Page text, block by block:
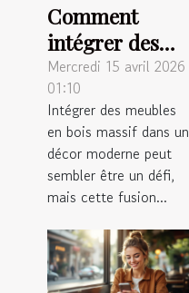
Comment
intégrer des
meubles en
bois massif
dans un décor
moderne ?
Mercredi 15 avril 2026
01:10
Intégrer des meubles
en bois massif dans un
décor moderne peut
sembler être un défi,
mais cette fusion...